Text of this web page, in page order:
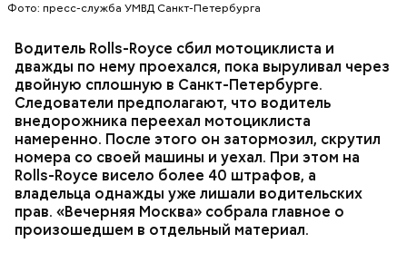
Фото: пресс-служба УМВД Санкт-Петербурга
Водитель Rolls-Royce сбил мотоциклиста и
дважды по нему проехался, пока выруливал через
двойную сплошную в Санкт-Петербурге.
Следователи предполагают, что водитель
внедорожника переехал мотоциклиста
намеренно. После этого он затормозил, скрутил
номера со своей машины и уехал. При этом на
Rolls-Royce висело более 40 штрафов, а
владельца однажды уже лишали водительских
прав. «Вечерняя Москва» собрала главное о
произошедшем в отдельный материал.
Гусейну Гасанову 32 года, по национальности он
азербайджанец. Он родился в Санкт-Петербурге в
семье предпринимателей, отучился в Санкт-
Петербургском государственном экономическом
университете. От отца будущему блогеру
досталось небольшое кафе, которое позднее
Фото: vk.com / Гусейн Гасанов
24 июля 2026 года состоялось последнее
заседание по делу балашихинского отравителя.
Суд признал Миссюру виновным в убийстве двух
человек и покушении на убийство еще семи лиц.
Молодого человека приговорили к пожизненному
лишению свободы.